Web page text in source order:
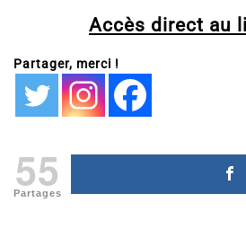
Accès direct au
Partager, merci !
55
Partages